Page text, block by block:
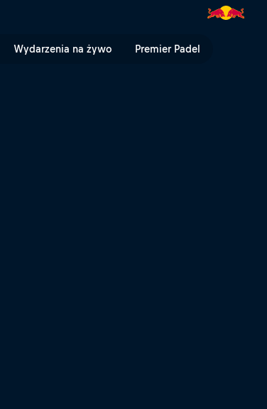
Wydarzenia na żywo Premier Padel
| Red Bull TV